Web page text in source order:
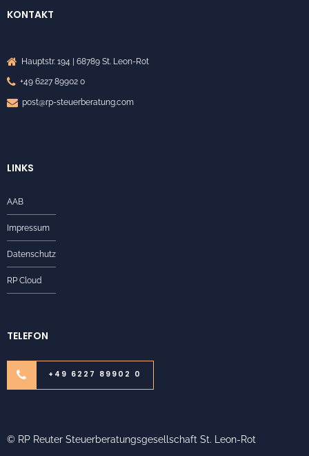
KONTAKT
Hauptstr. 194 | 68789 St. Leon-Rot
+49 6227 89902 0
post@rp-steuerberatung.com
LINKS
AAB
Impressum
Datenschutz
RP Cloud
TELEFON
+49 6227 89902 0
© RP Reuter Steuerberatungsgesellschaft St. Leon-Rot